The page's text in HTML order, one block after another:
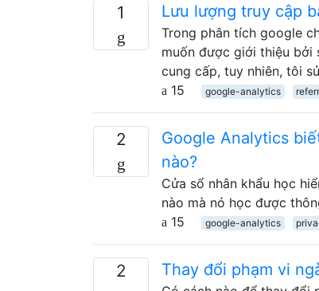
1 Lưu lượng truy cập
Trong phân tích google
muốn được giới thiệu bởi
cung cấp, tuy nhiên, tôi
15
google-analytics
2
Google Analytics
nào?
Cửa sổ nhân khẩu học
nào mà nó học được
15
google-analytics
2 Thay đổi phạm vi